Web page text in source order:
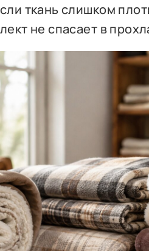
ткань слишком
не спасает в